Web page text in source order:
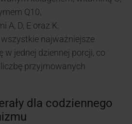
Q10,
D, E oraz K.
najważniejsze
w jednej dziennej porcji, co
przyjmowanych
dla codziennego